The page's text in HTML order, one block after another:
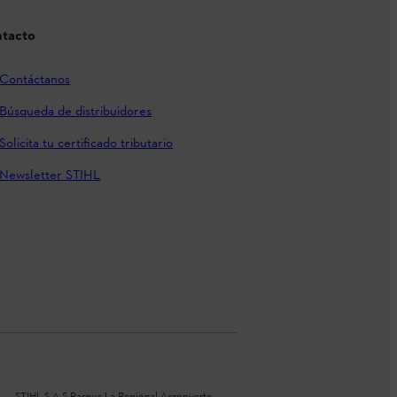
Contáctanos
Búsqueda de distribuidores
Solicita tu certificado tributario
Newsletter STIHL